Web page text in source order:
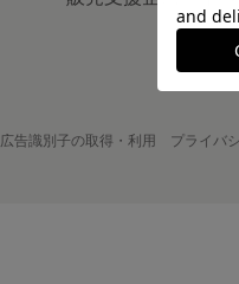
広告識別子の取得・利用 プライバ